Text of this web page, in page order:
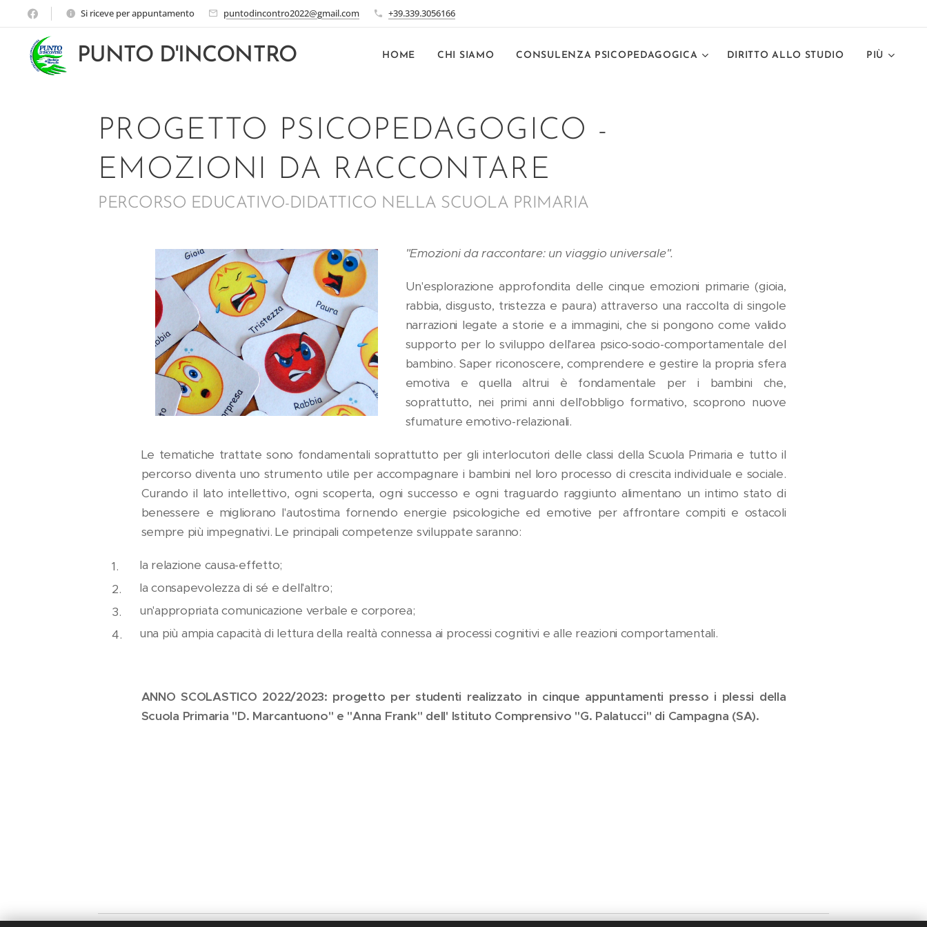
Si riceve per appuntamento puntodincontro2022@gmail.com +39.339.3056166
PUNTO D'INCONTRO HOME CHI SIAMO CONSULENZA PSICOPEDAGOGICA DIRITTO ALLO STUDIO PIÙ
PROGETTO PSICOPEDAGOGICO -
EMOZIONI DA RACCONTARE
PERCORSO EDUCATIVO-DIDATTICO NELLA SCUOLA PRIMARIA
"Emozioni da raccontare: un viaggio universale".
Un'esplorazione approfondita delle cinque emozioni primarie (gioia,
rabbia, disgusto, tristezza e paura) attraverso una raccolta di singole
narrazioni legate a storie e a immagini, che si pongono come valido
supporto per lo sviluppo dell'area psico-socio-comportamentale del
bambino. Saper riconoscere, comprendere e gestire la propria sfera
emotiva e quella altrui è fondamentale per i bambini che,
soprattutto, nei primi anni dell'obbligo formativo, scoprono nuove
sfumature emotivo-relazionali.
Le tematiche trattate sono fondamentali soprattutto per gli interlocutori delle classi della Scuola Primaria e tutto il
percorso diventa uno strumento utile per accompagnare i bambini nel loro processo di crescita individuale e sociale.
Curando il lato intellettivo, ogni scoperta, ogni successo e ogni traguardo raggiunto alimentano un intimo stato di
benessere e migliorano l'autostima fornendo energie psicologiche ed emotive per affrontare compiti e ostacoli
sempre più impegnativi. Le principali competenze sviluppate saranno:
la relazione causa-effetto;
la consapevolezza di sé e dell'altro;
un'appropriata comunicazione verbale e corporea;
una più ampia capacità di lettura della realtà connessa ai processi cognitivi e alle reazioni comportamentali.
ANNO SCOLASTICO 2022/2023: progetto per studenti realizzato in cinque appuntamenti presso i plessi della
Scuola Primaria "D. Marcantuono" e "Anna Frank" dell' Istituto Comprensivo "G. Palatucci" di Campagna (SA).